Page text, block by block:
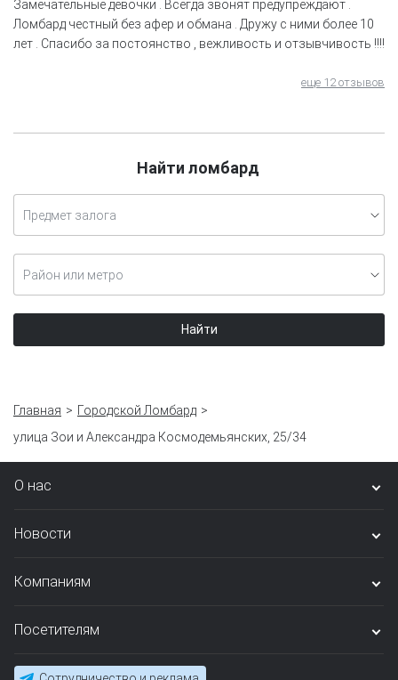
Замечательные девочки . Всегда звонят предупреждают .
Ломбард честный без афер и обмана . Дружу с ними более 10
лет . Спасибо за постоянство , вежливость и отзывчивость !!!!
еще 12 отзывов
Найти ломбард
Предмет залога
Район или метро
Найти
Главная
Городской Ломбард
улица Зои и Александра Космодемьянских, 25/34
О нас
Новости
Компаниям
Посетителям